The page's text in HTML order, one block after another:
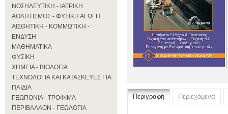
ΝΟΣΗΛΕΥΤΙΚΗ - ΙΑΤΡΙΚΗ
ΑΘΛΗΤΙΣΜΟΣ - ΦΥΣΙΚΗ ΑΓΩΓΗ
ΑΙΣΘΗΤΙΚΗ - ΚΟΜΜΩΤΙΚΗ -
ΕΝΔΥΣΗ
ΜΑΘΗΜΑΤΙΚΑ
ΦΥΣΙΚΗ
ΧΗΜΕΙΑ - ΒΙΟΛΟΓΙΑ
ΤΕΧΝΟΛΟΓΙΑ ΚΑΙ ΚΑΤΑΣΚΕΥΕΣ ΓΙΑ
ΠΑΙΔΙΑ
ΓΕΩΠΟΝΙΑ - ΤΡΟΦΙΜΑ
ΠΕΡΙΒΑΛΛΟΝ - ΓΕΩΛΟΓΙΑ
Περιγραφή Περιεχόμενα